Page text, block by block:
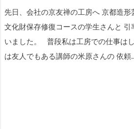
先日、会社の京友禅の工房へ 京都造
文化財保存修復コースの学生さんと 引
いました。 普段私は工房での仕事は
は友人でもある講師の米原さんの 依頼